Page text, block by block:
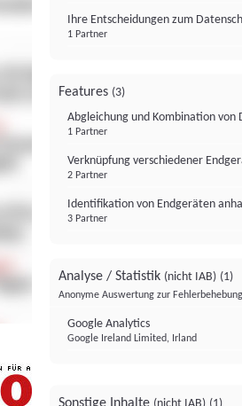
Ihre Entscheidungen zum
1 Partner
Features (3)
Abgleichung und Kombination von
1 Partner
Verknüpfung verschiedener
2 Partner
Identifikation von Endgeräten
3 Partner
Analyse / Statistik (nicht IAB) (1)
Anonyme Auswertung zur
Google Analytics
Google Ireland Limited, Irland
Sonstige Inhalte (nicht IAB) (1)